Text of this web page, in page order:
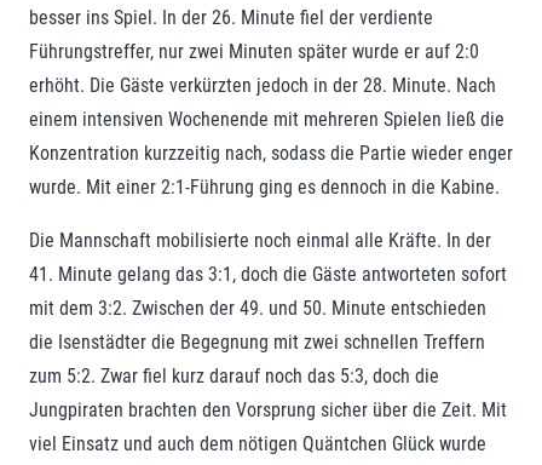
besser ins Spiel. In der 26. Minute fiel der verdiente
Führungstreffer, nur zwei Minuten später wurde er auf 2:0
erhöht. Die Gäste verkürzten jedoch in der 28. Minute. Nach
einem intensiven Wochenende mit mehreren Spielen ließ die
Konzentration kurzzeitig nach, sodass die Partie wieder enger
wurde. Mit einer 2:1-Führung ging es dennoch in die Kabine.
Die Mannschaft mobilisierte noch einmal alle Kräfte. In der
41. Minute gelang das 3:1, doch die Gäste antworteten sofort
mit dem 3:2. Zwischen der 49. und 50. Minute entschieden
die Isenstädter die Begegnung mit zwei schnellen Treffern
zum 5:2. Zwar fiel kurz darauf noch das 5:3, doch die
Jungpiraten brachten den Vorsprung sicher über die Zeit. Mit
viel Einsatz und auch dem nötigen Quäntchen Glück wurde